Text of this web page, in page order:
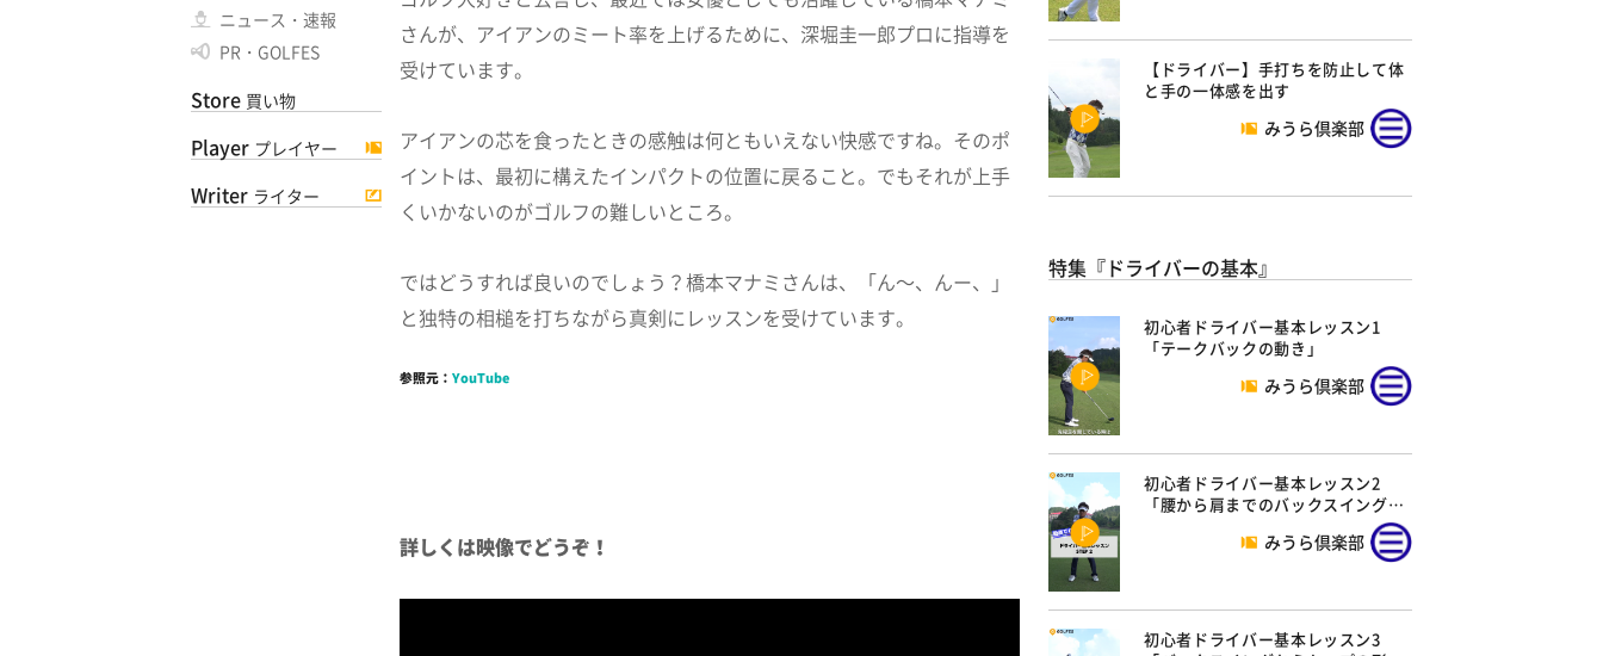
ニュース・速報
PR・GOLFES
Store 買い物
Player プレイヤー
Writer ライター
さんが、アイアンのミート率を上げるために、深堀圭一郎プロに指導を
受けています。
アイアンの芯を食ったときの感触は何ともいえない快感ですね。そのポ
イントは、最初に構えたインパクトの位置に戻ること。でもそれが上手
くいかないのがゴルフの難しいところ。
ではどうすれば良いのでしょう？橋本マナミさんは、「ん～、んー、」
と独特の相槌を打ちながら真剣にレッスンを受けています。
参照元： YouTube
詳しくは映像でどうぞ！
【ドライバー】手打ちを防止して体
と手の一体感を出す
みうら倶楽部
特集『ドライバーの基本』
初心者ドライバー基本レッスン1
「テークバックの動き」
みうら倶楽部
初心者ドライバー基本レッスン2
「腰から肩までのバックスイング…
みうら倶楽部
初心者ドライバー基本レッスン3